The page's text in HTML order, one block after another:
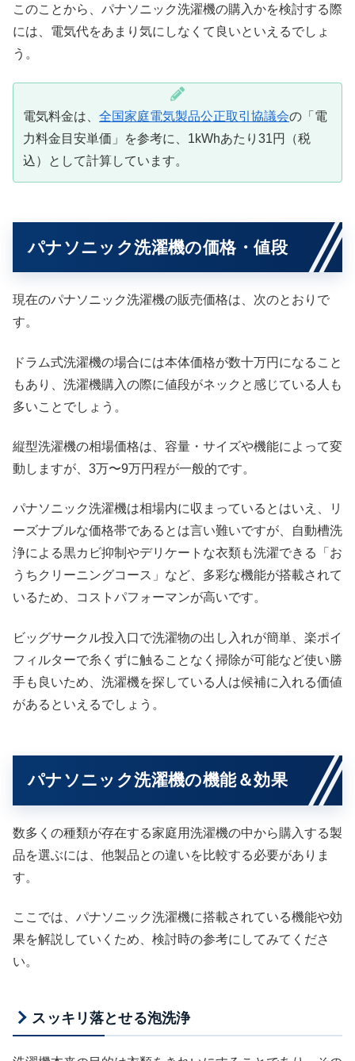
このことから、パナソニック洗濯機の購入かを検討する際
には、電気代をあまり気にしなくて良いといえるでしょ
う。
電気料金は、 全国家庭電気製品公正取引協議会の「電
力料金目安単価」を参考に、1kWhあたり31円（税
込）として計算しています。
パナソニック洗濯機の価格・値段
現在のパナソニック洗濯機の販売価格は、次のとおりで
す。
ドラム式洗濯機の場合には本体価格が数十万円になること
もあり、洗濯機購入の際に値段がネックと感じている人も
多いことでしょう。
縦型洗濯機の相場価格は、容量・サイズや機能によって変
動しますが、3万〜9万円程が一般的です。
パナソニック洗濯機は相場内に収まっているとはいえ、リ
ーズナブルな価格帯であるとは言い難いですが、自動槽洗
浄による黒カビ抑制やデリケートな衣類も洗濯できる「お
うちクリーニングコース」など、多彩な機能が搭載されて
いるため、コストパフォーマンが高いです。
ビッグサークル投入口で洗濯物の出し入れが簡単、楽ポイ
フィルターで糸くずに触ることなく掃除が可能など使い勝
手も良いため、洗濯機を探している人は候補に入れる価値
があるといえるでしょう。
パナソニック洗濯機の機能＆効果
数多くの種類が存在する家庭用洗濯機の中から購入する製
品を選ぶには、他製品との違いを比較する必要がありま
す。
ここでは、パナソニック洗濯機に搭載されている機能や効
果を解説していくため、検討時の参考にしてみてくださ
い。
スッキリ落とせる泡洗浄